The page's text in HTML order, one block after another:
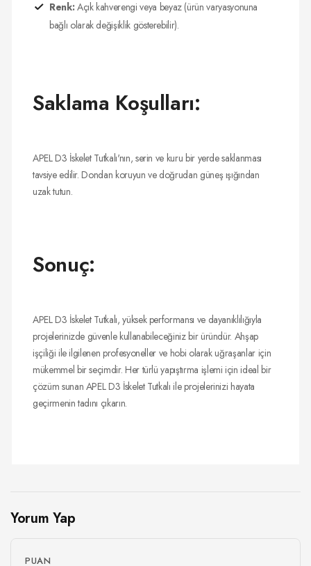
Renk: Açık kahverengi veya beyaz (ürün varyasyonuna
bağlı olarak değişiklik gösterebilir).
Saklama Koşulları:
APEL D3 İskelet Tutkalı'nın, serin ve kuru bir yerde saklanması
tavsiye edilir. Dondan koruyun ve doğrudan güneş ışığından
uzak tutun.
Sonuç:
APEL D3 İskelet Tutkalı, yüksek performansı ve dayanıklılığıyla
projelerinizde güvenle kullanabileceğiniz bir üründür. Ahşap
işçiliği ile ilgilenen profesyoneller ve hobi olarak uğraşanlar için
mükemmel bir seçimdir. Her türlü yapıştırma işlemi için ideal bir
çözüm sunan APEL D3 İskelet Tutkalı ile projelerinizi hayata
geçirmenin tadını çıkarın.
Yorum Yap
PUAN